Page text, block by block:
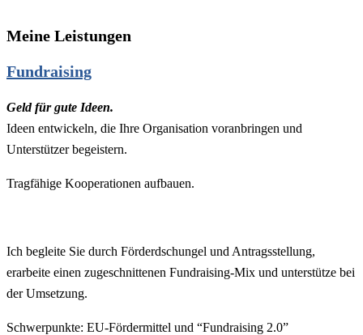
Meine Leistungen
Fundraising
Geld für gute Ideen.
Ideen entwickeln, die Ihre Organisation voranbringen und
Unterstützer begeistern.
Tragfähige Kooperationen aufbauen.
Ich begleite Sie durch Förderdschungel und Antragsstellung,
erarbeite einen zugeschnittenen Fundraising-Mix und unterstütze bei
der Umsetzung.
Schwerpunkte: EU-Fördermittel und “Fundraising 2.0”